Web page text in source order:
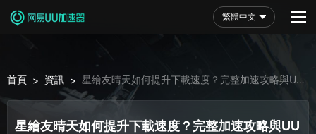
繁體中文
首頁 > 資訊 > 星繪友晴天如何提升下載速度？完整加速攻略與UU
加速器教學！
星繪友晴天如何提升下載速度？完整加速攻略與UU